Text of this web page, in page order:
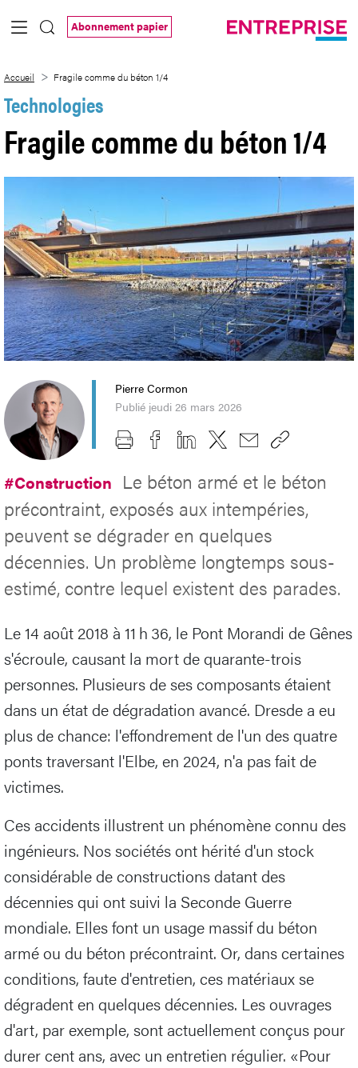
Saut au contenu principal
Abonnement papier
Accueil Fragile comme du béton 1/4
Technologies
Fragile comme du béton 1/4
Pierre Cormon
Publié jeudi 26 mars 2026
#Construction Le béton armé et le béton
précontraint, exposés aux intempéries,
peuvent se dégrader en quelques
décennies. Un problème longtemps sous-
estimé, contre lequel existent des parades.
Le 14 août 2018 à 11 h 36, le Pont Morandi de Gênes
s'écroule, causant la mort de quarante-trois
personnes. Plusieurs de ses composants étaient
dans un état de dégradation avancé. Dresde a eu
plus de chance: l'effondrement de l'un des quatre
ponts traversant l'Elbe, en 2024, n'a pas fait de
victimes.
Ces accidents illustrent un phénomène connu des
ingénieurs. Nos sociétés ont hérité d'un stock
considérable de constructions datant des
décennies qui ont suivi la Seconde Guerre
mondiale. Elles font un usage massif du béton
armé ou du béton précontraint. Or, dans certaines
conditions, faute d'entretien, ces matériaux se
dégradent en quelques décennies. Les ouvrages
d'art, par exemple, sont actuellement conçus pour
durer cent ans, avec un entretien régulier. «Pour